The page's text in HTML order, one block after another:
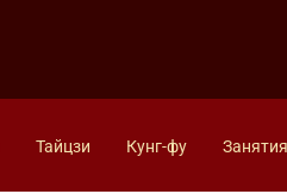
Тайцзи Кунг-фу Занятия